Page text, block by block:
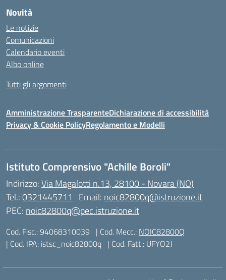
Novità
Le notizie
Comunicazioni
Calendario eventi
Albo online
Tutti gli argomenti
Amministrazione TrasparenteDichiarazione di accessibilità
Privacy & Cookie PolicyRegolamento e Modelli
Istituto Comprensivo "Achille Boroli"
Indirizzo:Via Magalotti n.13, 28100 - Novara (NO)
Tel.:0321445711 Email: noic82800q@istruzione.it
PEC: noic82800q@pec.istruzione.it
Cod. Fisc.: 94068310039 | Cod. Mecc.: NOIC82800Q
| Cod. IPA: istsc_noic82800q | Cod. Fatt.: UFYO2J